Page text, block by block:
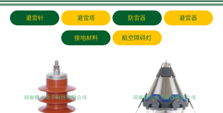
避雷针 避雷塔 防雷器 避雷器
接地材料 航空障碍灯